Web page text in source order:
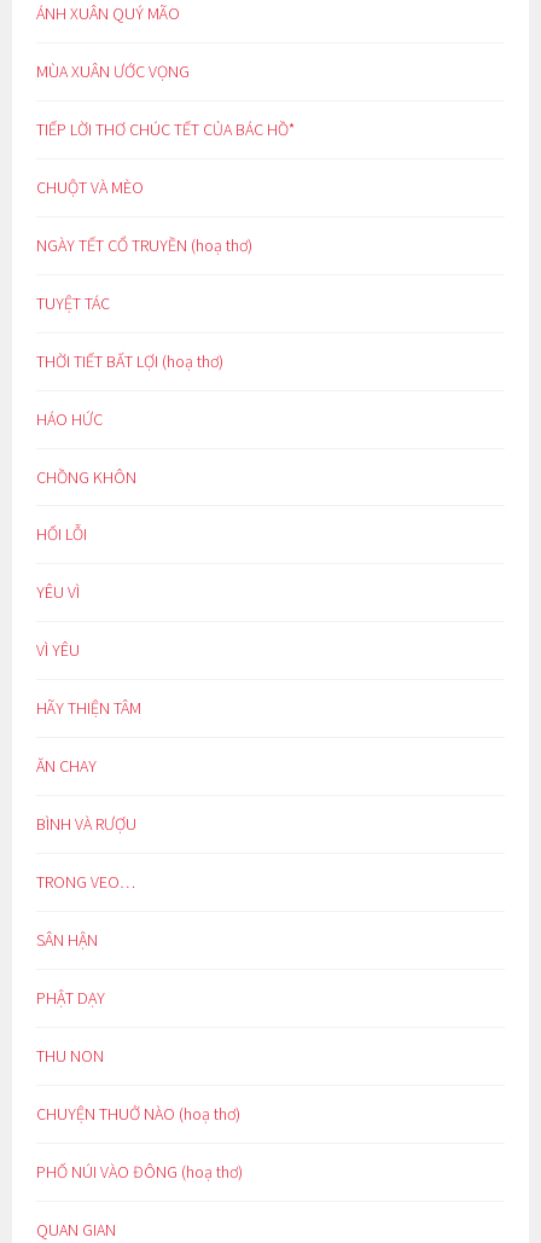
ÁNH XUÂN QUÝ MÃO
MÙA XUÂN ƯỚC VỌNG
TIẾP LỜI THƠ CHÚC TẾT CỦA BÁC HỒ*
CHUỘT VÀ MÈO
NGÀY TẾT CỔ TRUYỀN (hoạ thơ)
TUYỆT TÁC
THỜI TIẾT BẤT LỢI (hoạ thơ)
HÁO HỨC
CHỒNG KHÔN
HỐI LỖI
YÊU VÌ
VÌ YÊU
HÃY THIỆN TÂM
ĂN CHAY
BÌNH VÀ RƯỢU
TRONG VEO…
SÂN HẬN
PHẬT DẠY
THU NON
CHUYỆN THUỞ NÀO (hoạ thơ)
PHỐ NÚI VÀO ĐÔNG (hoạ thơ)
QUAN GIAN